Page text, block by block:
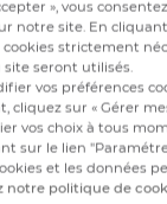
coton sont
en hiver, on
confortables par
de laine ou de
qui trouve
la flanelle est
et d'un toucher
idéale quand il
et très
», vous
notre site. En
cookies strictement
seront utilisés.
vos préférences
cliquez sur « Gérer
vos choix à tous
sur le lien
et les données
notre politique de